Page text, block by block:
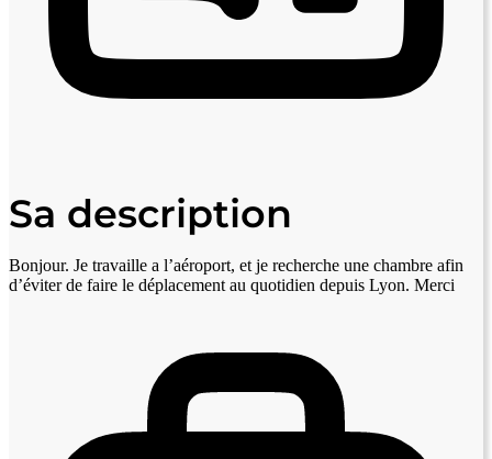
Sa description
Bonjour. Je travaille a l’aéroport, et je recherche une chambre afin
d’éviter de faire le déplacement au quotidien depuis Lyon. Merci